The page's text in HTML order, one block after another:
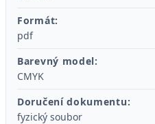
Formát:
pdf
Barevný model:
CMYK
Doručení dokumentu:
fyzický soubor